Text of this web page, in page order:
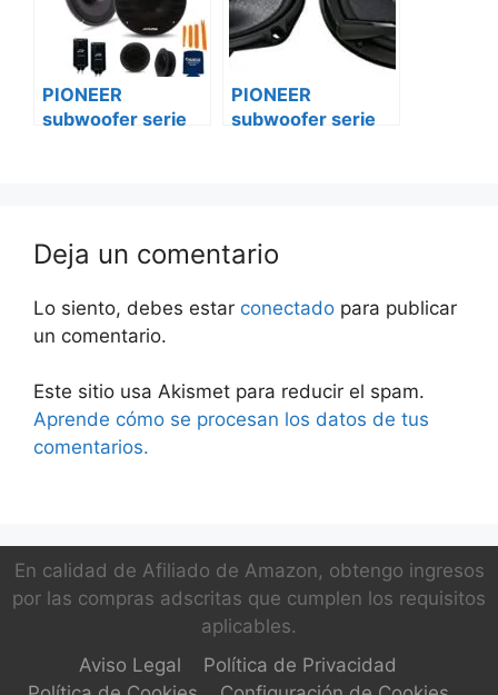
PIONEER
subwoofer serie
PIONEER
subwoofer serie
Deja un comentario
Lo siento, debes estar conectado para publicar
un comentario.
Este sitio usa Akismet para reducir el spam.
Aprende cómo se procesan los datos de tus
comentarios.
En calidad de Afiliado de Amazon, obtengo ingresos
por las compras adscritas que cumplen los requisitos
aplicables.
Aviso Legal
Política de Privacidad